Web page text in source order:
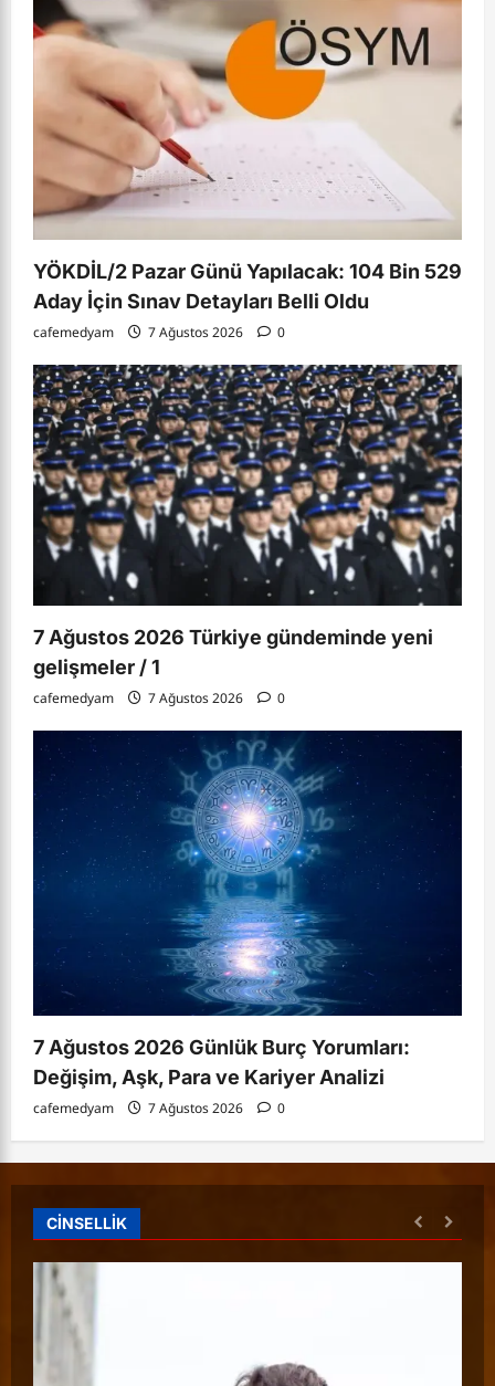
YÖKDİL/2 Pazar Günü Yapılacak: 104 Bin 529
Aday İçin Sınav Detayları Belli Oldu
cafemedyam 7 Ağustos 2026 0
7 Ağustos 2026 Türkiye gündeminde yeni
gelişmeler / 1
cafemedyam 7 Ağustos 2026 0
7 Ağustos 2026 Günlük Burç Yorumları:
Değişim, Aşk, Para ve Kariyer Analizi
cafemedyam 7 Ağustos 2026 0
CİNSELLİK